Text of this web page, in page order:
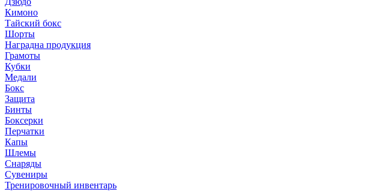
Кимоно
Тайский бокс
Шорты
Наградна продукция
Грамоты
Кубки
Медали
Бокс
Защита
Бинты
Боксерки
Перчатки
Капы
Шлемы
Снаряды
Сувениры
Тренировочный инвентарь